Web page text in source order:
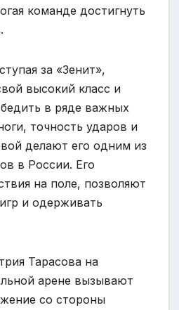
команде достигнуть
за «Зенит»,
высокий класс и
в ряде важных
точность ударов и
делают его одним из
в России. Его
на поле, позволяют
и одерживать
Тарасова на
арене вызывают
со стороны